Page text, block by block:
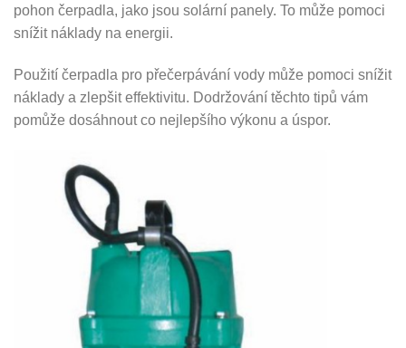
pohon čerpadla, jako jsou solární panely. To může pomoci
snížit náklady na energii.
Použití čerpadla pro přečerpávání vody může pomoci snížit
náklady a zlepšit effektivitu. Dodržování těchto tipů vám
pomůže dosáhnout co nejlepšího výkonu a úspor.